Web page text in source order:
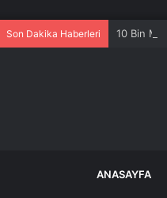
Son Dakika Haberleri 10 Bin
ANASAYFA